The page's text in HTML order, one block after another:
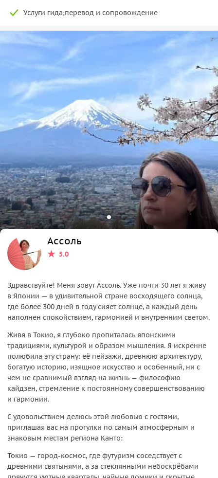
Услуги гида;перевод и сопровождение
Ассоль
5.0
Здравствуйте! Меня зовут Ассоль. Уже почти 30 лет я живу
в Японии — в удивительной стране восходящего солнца,
где более 300 дней в году сияет солнце, а каждый день
наполнен спокойствием, гармонией и внутренним светом.
Живя в Токио, я глубоко пропиталась японскими
традициями, культурой и образом мышления. Я искренне
полюбила эту страну: её пейзажи, древнюю архитектуру,
богатую историю, изящное искусство и особенный, ни с
чем не сравнимый взгляд на жизнь — философию
кайдзен, стремление к постоянному совершенствованию
и гармонии.
С удовольствием делюсь этой любовью с гостями,
приглашая вас на прогулки по самым атмосферным и
знаковым местам региона Канто:
Токио — город-космос, где футуризм соседствует с
древними святынями, а за стеклянными небоскрёбами